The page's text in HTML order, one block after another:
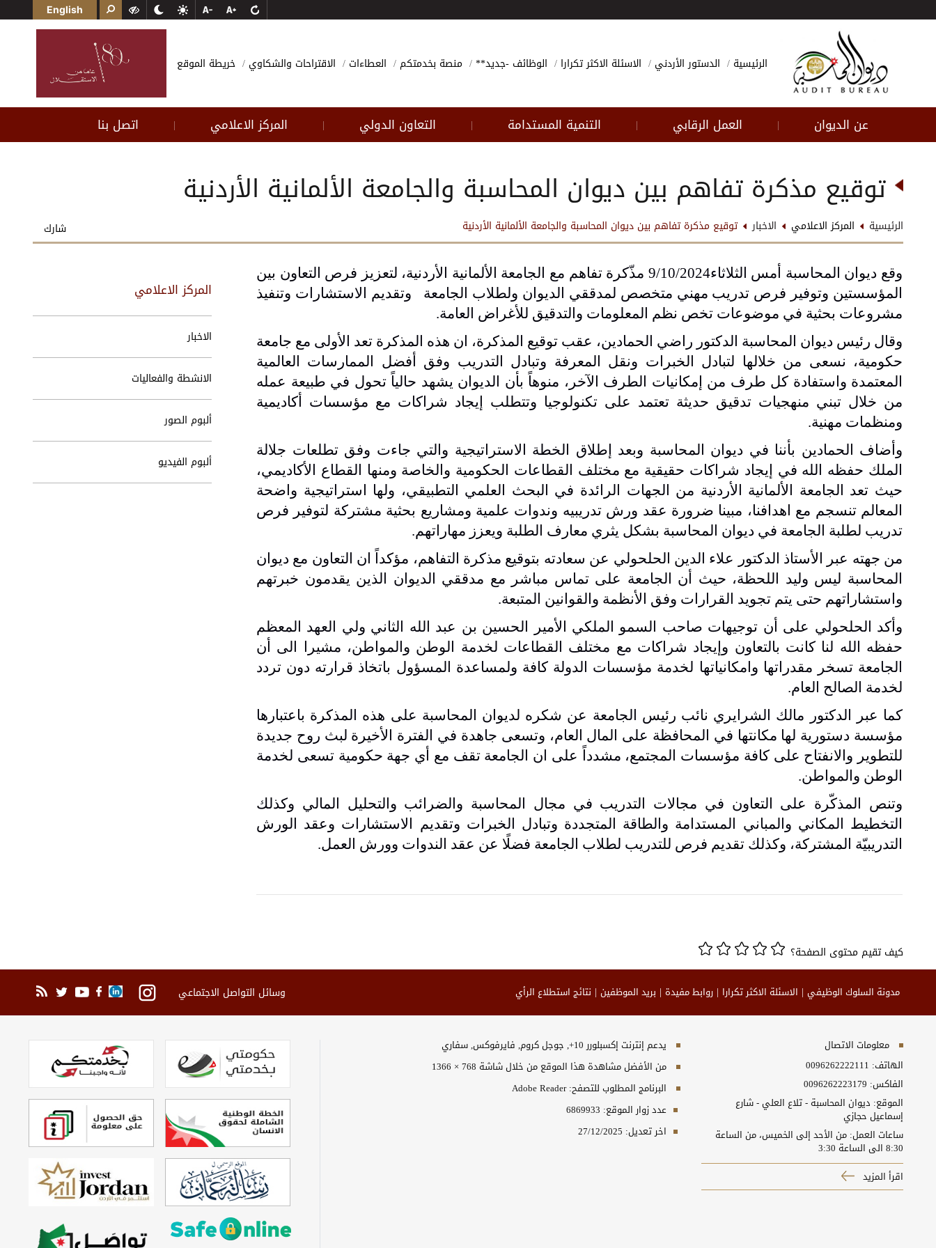
English
الرئيسية الدستور الأردني الاسئلة الاكثر تكرارا الوظائف -جديد** منصة بخدمتكم العطاءات الاقتراحات والشكاوي خريطة الموقع
عن الديوان | العمل الرقابي | التنمية المستدامة | التعاون الدولي | المركز الاعلامي | اتصل بنا
توقيع مذكرة تفاهم بين ديوان المحاسبة والجامعة الألمانية الأردنية
الرئيسية المركز الاعلامي الاخبار توقيع مذكرة تفاهم بين ديوان المحاسبة والجامعة الألمانية الأردنية شارك
وقع ديوان المحاسبة أمس
الثلاثاء9/10/2024 مذّكرة تفاهم مع الجامعة الألمانية الأردنية، لتعزيز فرص التعاون بين
المؤسستين وتوفير فرص تدريب مهني متخصص لمدققي الديوان ولطلاب الجامعة وتقديم الاستشارات وتنفيذ
مشروعات بحثية في موضوعات تخص نظم المعلومات والتدقيق للأغراض العامة.
وقال رئيس ديوان المحاسبة الدكتور راضي الحمادين، عقب توقيع المذكرة، ان هذه المذكرة تعد الأولى مع جامعة
حكومية، نسعى من خلالها لتبادل الخبرات ونقل المعرفة وتبادل التدريب وفق أفضل الممارسات العالمية
المعتمدة واستفادة كل طرف من إمكانيات الطرف الآخر، منوهاً بأن الديوان يشهد حالياً تحول في طبيعة عمله
من خلال تبني منهجيات تدقيق حديثة تعتمد على تكنولوجيا وتتطلب إيجاد شراكات مع مؤسسات أكاديمية
ومنظمات مهنية.
وأضاف الحمادين بأننا في ديوان المحاسبة وبعد إطلاق الخطة الاستراتيجية والتي جاءت وفق تطلعات جلالة
الملك حفظه الله في إيجاد شراكات حقيقية مع مختلف القطاعات الحكومية والخاصة ومنها القطاع الأكاديمي،
حيث تعد الجامعة الألمانية الأردنية من الجهات الرائدة في البحث العلمي التطبيقي، ولها استراتيجية واضحة
المعالم تنسجم مع اهدافنا، مبينا ضرورة عقد ورش تدريبيه وندوات علمية ومشاريع بحثية مشتركة لتوفير فرص
تدريب لطلبة الجامعة في ديوان المحاسبة بشكل يثري معارف الطلبة ويعزز مهاراتهم.
من جهته عبر الأستاذ الدكتور علاء الدين الحلحولي عن سعادته بتوقيع مذكرة التفاهم، مؤكداً ان التعاون مع ديوان
المحاسبة ليس وليد اللحظة، حيث أن الجامعة على تماس مباشر مع مدققي الديوان الذين يقدمون خبرتهم
واستشاراتهم حتى يتم تجويد القرارات وفق الأنظمة والقوانين المتبعة.
وأكد الحلحولي على أن توجيهات صاحب السمو الملكي الأمير الحسين بن عبد الله الثاني ولي العهد المعظم
حفظه الله لنا كانت بالتعاون وإيجاد شراكات مع مختلف القطاعات لخدمة الوطن والمواطن، مشيرا الى أن
الجامعة تسخر مقدراتها وامكانياتها لخدمة مؤسسات الدولة كافة ولمساعدة المسؤول باتخاذ قرارته دون تردد
لخدمة الصالح العام.
كما عبر الدكتور مالك الشرايري نائب رئيس الجامعة عن شكره لديوان المحاسبة على هذه المذكرة باعتبارها
مؤسسة دستورية لها مكانتها في المحافظة على المال العام، وتسعى جاهدة في الفترة الأخيرة لبث روح جديدة
للتطوير والانفتاح على كافة مؤسسات المجتمع، مشدداً على ان الجامعة تقف مع أي جهة حكومية تسعى لخدمة
الوطن والمواطن.
وتنص المذكّرة على التعاون في مجالات التدريب في مجال المحاسبة والضرائب والتحليل المالي وكذلك
التخطيط المكاني والمباني المستدامة والطاقة المتجددة وتبادل الخبرات وتقديم الاستشارات وعقد الورش
التدريبيّة المشتركة، وكذلك تقديم فرص للتدريب لطلاب الجامعة فضلًا عن عقد الندوات وورش العمل.
المركز الاعلامي
الاخبار
الانشطة والفعاليات
ألبوم الصور
ألبوم الفيديو
كيف تقيم محتوى الصفحة؟
مدونة السلوك الوظيفي الاسئلة الاكثر تكرارا روابط مفيدة بريد الموظفين نتائج استطلاع الرأي وسائل التواصل الاجتماعي
معلومات الاتصال
الهاتف: 0096262222111
الفاكس: 0096262223179
الموقع: ديوان المحاسبة - تلاع العلي - شارع
إسماعيل حجازي
ساعات العمل: من الأحد إلى الخميس، من الساعة
8:30 الى الساعة 3:30
اقرأ المزيد
يدعم إنترنت إكسبلورر 10+, جوجل كروم, فايرفوكس, سفاري
من الأفضل مشاهدة هذا الموقع من خلال شاشة 768 × 1366
البرنامج المطلوب للتصفح: Adobe Reader
عدد زوار الموقع: 6869933
اخر تعديل: 27/12/2025